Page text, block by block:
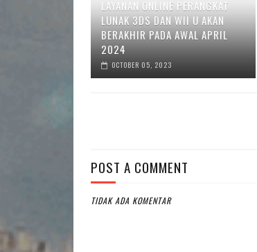
LAYANAN ONLINE PERANGKAT
LUNAK 3DS DAN WII U AKAN
BERAKHIR PADA AWAL APRIL
2024
OCTOBER 05, 2023
POST A COMMENT
TIDAK ADA KOMENTAR